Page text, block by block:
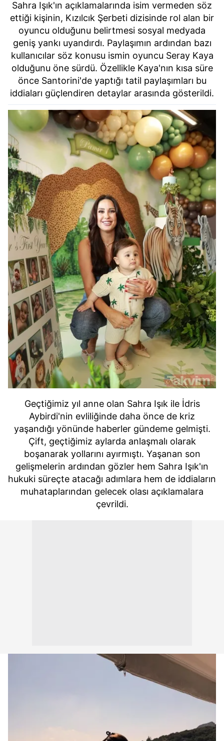
Sahra Işık'ın açıklamalarında isim vermeden söz
ettiği kişinin, Kızılcık Şerbeti dizisinde rol alan bir
oyuncu olduğunu belirtmesi sosyal medyada
geniş yankı uyandırdı. Paylaşımın ardından bazı
kullanıcılar söz konusu ismin oyuncu Seray Kaya
olduğunu öne sürdü. Özellikle Kaya'nın kısa süre
önce Santorini'de yaptığı tatil paylaşımları bu
iddiaları güçlendiren detaylar arasında gösterildi.
Geçtiğimiz yıl anne olan Sahra Işık ile İdris
Aybirdi'nin evliliğinde daha önce de kriz
yaşandığı yönünde haberler gündeme gelmişti.
Çift, geçtiğimiz aylarda anlaşmalı olarak
boşanarak yollarını ayırmıştı. Yaşanan son
gelişmelerin ardından gözler hem Sahra Işık'ın
hukuki süreçte atacağı adımlara hem de iddiaların
muhataplarından gelecek olası açıklamalara
çevrildi.